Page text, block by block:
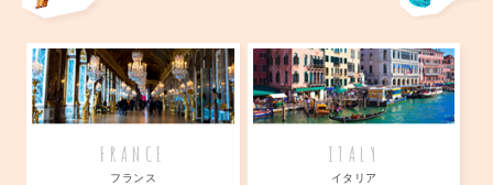
FRANCE
フランス
ITALY
イタリア